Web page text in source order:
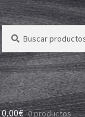
Buscar
por:
Buscar
0,00€ 0 productos